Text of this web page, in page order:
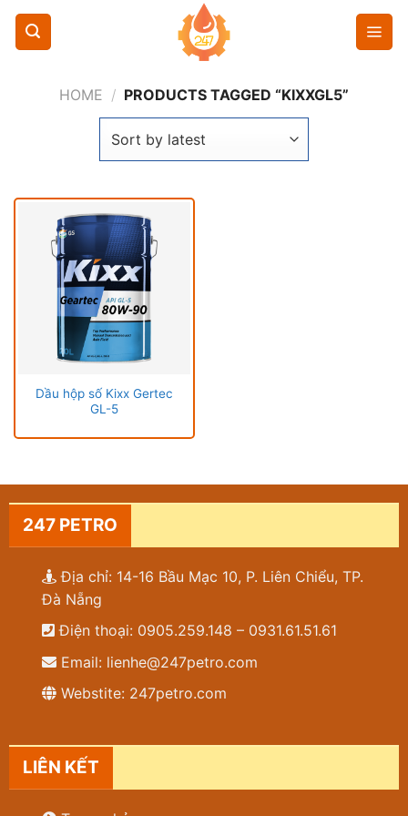
Chuyển
nội
HOME / PRODUCTS TAGGED “KIXXGL5”
Dầu hộp số Kixx Gertec
GL-5
247 PETRO
Địa chỉ: 14-16 Bầu Mạc 10, P. Liên Chiểu, TP.
Đà Nẵng
Điện thoại: 0905.259.148 – 0931.61.51.61
Email: lienhe@247petro.com
Webstite: 247petro.com
LIÊN KẾT